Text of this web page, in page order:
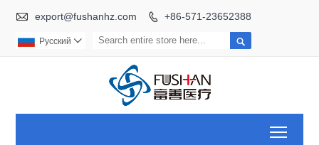
 export@fushanhz.com  +86-571-23652388

Pусский 